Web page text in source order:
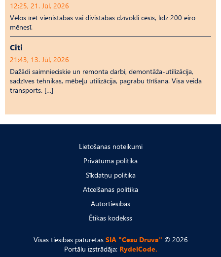
12:25, 21. Jūl, 2026
Vēlos īrēt vienistabas vai divistabas dzīvokli cēsīs, līdz 200 eiro
mēnesī.
Citi
21:43, 13. Jūl, 2026
Dažādi saimnieciskie un remonta darbi, demontāža-utilizācija,
sadzīves tehnikas, mēbeļu utilizācija, pagrabu tīrīšana. Visa veida
transports. […]
Lietošanas noteikumi
Privātuma politika
Sīkdatņu politika
Atcelšanas politika
Autortiesības
Ētikas kodekss
Visas tiesības paturētas SIA "Cēsu Druva" © 2026
Portālu izstrādāja: RydelCode.